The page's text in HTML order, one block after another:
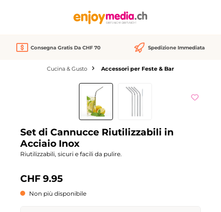
Consegna Gratis Da CHF 70 Spedizione Immediata
Cucina & Gusto Accessori per Feste & Bar
Salta la galleria di immagini
Set di Cannucce Riutilizzabili in
Acciaio Inox
Riutilizzabili, sicuri e facili da pulire.
CHF 9.95
Non più disponibile